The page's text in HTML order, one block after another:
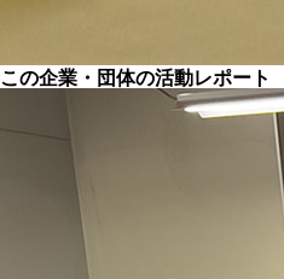
この企業・団体の活動レポート